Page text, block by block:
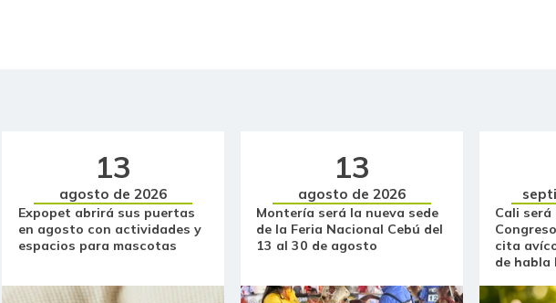
Cebollín chino
Centro de pierna de res
Chatas de res
13
agosto de 2026
Expopet abrirá sus puertas
en agosto con actividades y
espacios para mascotas
13
agosto de 2026
Montería será la nueva sede
de la Feria Nacional Cebú del
13 al 30 de agosto
Cali será
cita
de habla